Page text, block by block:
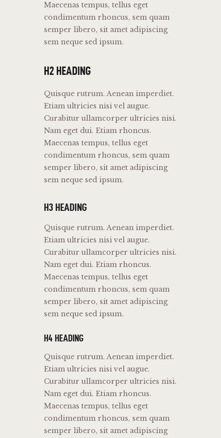
Maecenas tempus, tellus eget
condimentum rhoncus, sem quam
semper libero, sit amet adipiscing
sem neque sed ipsum.
H2 HEADING
Quisque rutrum. Aenean imperdiet.
Etiam ultricies nisi vel augue.
Curabitur ullamcorper ultricies nisi.
Nam eget dui. Etiam rhoncus.
Maecenas tempus, tellus eget
condimentum rhoncus, sem quam
semper libero, sit amet adipiscing
sem neque sed ipsum.
H3 HEADING
Quisque rutrum. Aenean imperdiet.
Etiam ultricies nisi vel augue.
Curabitur ullamcorper ultricies nisi.
Nam eget dui. Etiam rhoncus.
Maecenas tempus, tellus eget
condimentum rhoncus, sem quam
semper libero, sit amet adipiscing
sem neque sed ipsum.
H4 HEADING
Quisque rutrum. Aenean imperdiet.
Etiam ultricies nisi vel augue.
Curabitur ullamcorper ultricies nisi.
Nam eget dui. Etiam rhoncus.
Maecenas tempus, tellus eget
condimentum rhoncus, sem quam
semper libero, sit amet adipiscing